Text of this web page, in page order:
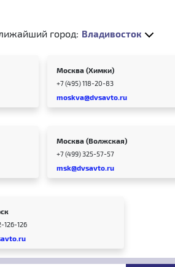
город: Владивосток
Москва (Химки)
+7 (495) 118-20-83
moskva@dvsavto.ru
Москва (Волжская)
+7 (499) 325-57-57
msk@dvsavto.ru
126-126